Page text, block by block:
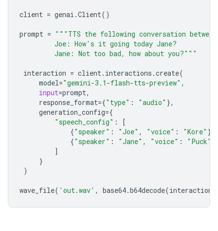
client = genai .Client()
prompt = """TTS the following conversation
         Joe: How's it going today Jane?
         Jane: Not too bad, how about you?"""
interaction = client. interactions .create(
model="gemini-3.1-flash-tts-preview" ,
input=prompt,
response_format={"type" : "audio" },
generation_config={
"speech_config" :
[
{"speaker" : "Joe" , "voice" : "Kore" },
{"speaker" : "Jane" , "voice" : "Puck"
]
}
)
wave_file( 'out.wav' , base64.b64decode(interaction